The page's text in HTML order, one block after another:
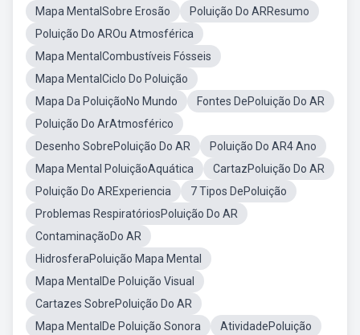
Mapa MentalSobre Erosão
Poluição Do ARResumo
Poluição Do AROu Atmosférica
Mapa MentalCombustíveis Fósseis
Mapa MentalCiclo Do Poluição
Mapa Da PoluiçãoNo Mundo
Fontes DePoluição Do AR
Poluição Do ArAtmosférico
Desenho SobrePoluição Do AR
Poluição Do AR4 Ano
Mapa Mental PoluiçãoAquática
CartazPoluição Do AR
Poluição Do ARExperiencia
7 Tipos DePoluição
Problemas RespiratóriosPoluição Do AR
ContaminaçãoDo AR
HidrosferaPoluição Mapa Mental
Mapa MentalDe Poluição Visual
Cartazes SobrePoluição Do AR
Mapa MentalDe Poluição Sonora
AtividadePoluição